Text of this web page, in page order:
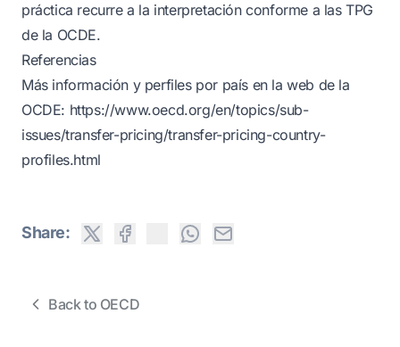
práctica recurre a la interpretación conforme a las TPG
de la OCDE.
Referencias
Más información y perfiles por país en la web de la
OCDE: https://www.oecd.org/en/topics/sub-
issues/transfer-pricing/transfer-pricing-country-
profiles.html
Share:
Back to OECD